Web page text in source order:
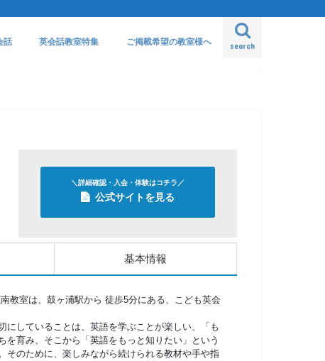
search
話 英会話教室特集 ご掲載希望の教室様へ
＼詳細確認・入会・体験はコチラ／
公式サイトを見る
基本情報
教室は、鼓ヶ浦駅から 徒歩5分にある、こども英会
にしていることは、英語を学ぶことが楽しい、「も
を育み、そこから「英語をもっと知りたい」という
そのために、楽しみながら続けられる教材や手や指